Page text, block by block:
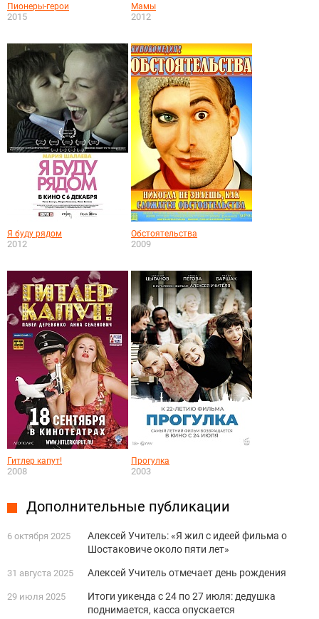
Пионеры-герои
2015
Мамы
2012
Я буду рядом
2012
Обстоятельства
2009
Гитлер капут!
2008
Прогулка
2003
Дополнительные публикации
6 октября 2025
Алексей Учитель: «Я жил с идеей фильма о
Шостаковиче около пяти лет»
31 августа 2025 Алексей Учитель отмечает день рождения
29 июля 2025
Итоги уикенда с 24 по 27 июля: дедушка
поднимается, касса опускается